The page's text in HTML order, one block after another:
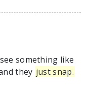
something like
they just snap.